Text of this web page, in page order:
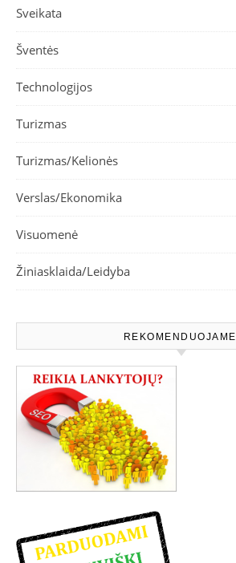
Sveikata
Šventės
Technologijos
Turizmas
Turizmas/Kelionės
Verslas/Ekonomika
Visuomenė
Žiniasklaida/Leidyba
REKOMENDUOJAME